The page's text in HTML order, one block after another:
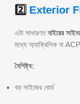
2️⃣ Exterior
এটা সাধারণতবাইরের
মধ্যে অ্যাক্রিলিক বা
বৈশিষ্ট্য:
বড় সাইজের বোর্ড